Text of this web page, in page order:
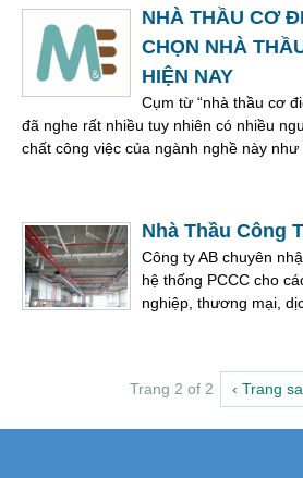
NHÀ THẦU CƠ
CHỌN NHÀ
HIỆN NAY
Cụm từ “nhà thầu cơ
đã nghe rất nhiều tuy nhiên có nhiều
chất công việc của ngành nghề này như
Nhà Thầu Công
Công ty AB chuyên
hệ thống PCCC cho
nghiệp, thương mại,
Trang 2 of 2 ‹ Trang